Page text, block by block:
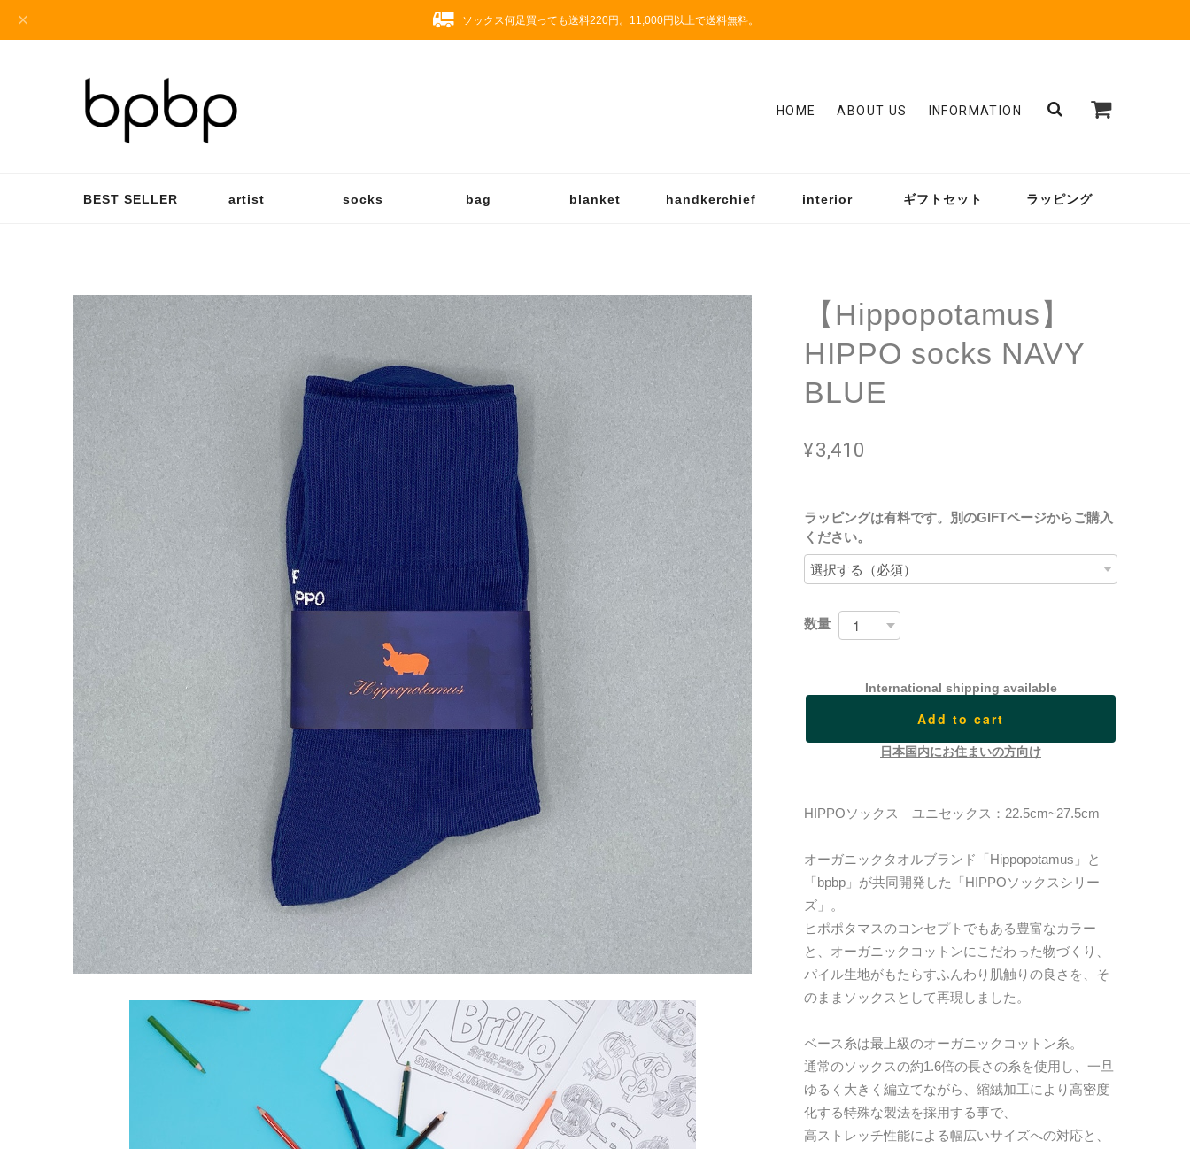
ソックス何足買っても送料220円。11,000円以上で送料無料。
HOME ABOUT US INFORMATION
BEST SELLER artist socks bag blanket handkerchief interior ギフトセット ラッピング
【Hippopotamus】
HIPPO socks NAVY
BLUE
¥3,410
ラッピングは有料です。別のGIFTページからご購入
ください。
数量
International shipping available
Add to cart
日本国内にお住まいの方向け
HIPPOソックス ユニセックス：22.5cm~27.5cm
オーガニックタオルブランド「Hippopotamus」と
「bpbp」が共同開発した「HIPPOソックスシリー
ズ」。
ヒポポタマスのコンセプトでもある豊富なカラー
と、オーガニックコットンにこだわった物づくり、
パイル生地がもたらすふんわり肌触りの良さを、そ
のままソックスとして再現しました。
ベース糸は最上級のオーガニックコットン糸。
通常のソックスの約1.6倍の長さの糸を使用し、一旦
ゆるく大きく編立てながら、縮絨加工により高密度
化する特殊な製法を採用する事で、
高ストレッチ性能による幅広いサイズへの対応と、